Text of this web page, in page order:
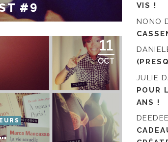
#9
11
OCT
VIS !
NONO
JULIE
POUR
ANS !
DEEDEE